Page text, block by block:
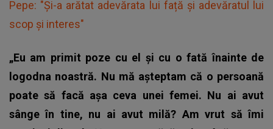
Pepe: "Și-a arătat adevărata lui față și adevăratul lui
scop și interes"
„Eu am primit poze cu el și cu o fată înainte de
logodna noastră. Nu mă așteptam că o persoană
poate să facă așa ceva unei femei. Nu ai avut
sânge în tine, nu ai avut milă? Am vrut să îmi